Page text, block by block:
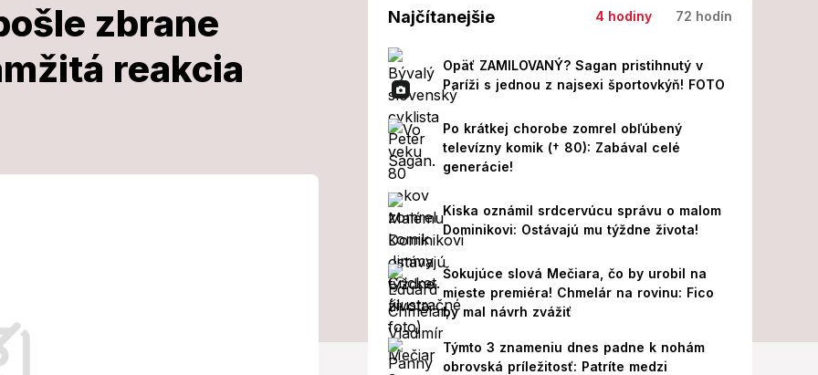
zbrane
reakcia
že pošle
Kórei:
prezidenta Vladmira Putina.
Najčítanejšie 4 hodiny 72 hodín
Opäť ZAMILOVANÝ? Sagan pristihnutý v
Paríži s jednou z najsexi športovkýň! FOTO
Po krátkej chorobe zomrel obľúbený
televízny komik († 80): Zabával celé
generácie!
Kiska oznámil srdcervúcu správu o malom
Dominikovi: Ostávajú mu týždne života!
Šokujúce slová Mečiara, čo by urobil na
mieste premiéra! Chmelár na rovinu: Fico
by mal návrh zvážiť
Týmto 3 znameniu dnes padne k nohám
obrovská príležitosť: Patríte medzi